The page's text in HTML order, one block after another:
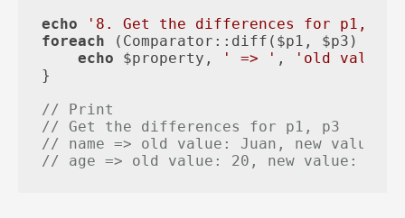
echo
'8. Get the differences for p1, p3'
foreach (Comparator::diff($p1, $p3)
echo $property, ' => ' ,
'old value:
}
// Print
// Get the differences for p1, p3
// name => old value: Juan, new value:
// age => old value: 20, new value: 50